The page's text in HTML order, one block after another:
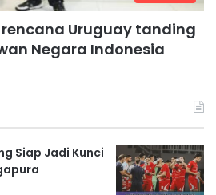
Uruguay tanding
Negara Indonesia
Siap Jadi Kunci